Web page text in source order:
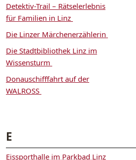
Detektiv-Trail – Rätselerlebnis
für Familien in Linz
Die Linzer Märchenerzählerin
Die Stadtbibliothek Linz im
Wissensturm
Donauschifffahrt auf der
WALROSS
E
Eissporthalle im Parkbad Linz